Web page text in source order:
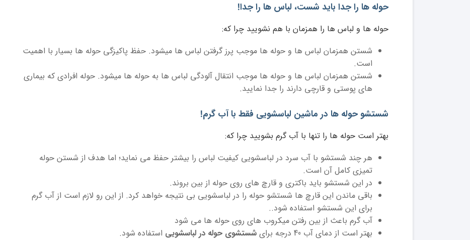
حوله ها را جدا باید شست، لباس ها را جدا!
حوله ها و لباس ها را همزمان با هم نشویید چرا که:
شستن همزمان لباس ها و حوله ها موجب پرز گرفتن لباس ها میشود. حفظ پاکیزگی حوله ها بسیار با اهمیت
است.
شستن همزمان لباس ها و حوله ها موجب انتقال آلودگی لباس ها به حوله ها میشود. حوله افرادی که بیماری
های پوستی و قارچی دارند را جدا نمایید.
شستشو حوله ها در ماشین لباسشویی فقط با آب گرم!
بهتر است حوله ها را تنها با آب گرم بشویید چرا که:
هر چند شستشو با آب سرد در لباسشویی کیفیت لباس را بیشتر حفظ می نماید؛ اما هدف از شستن حوله
تمیزی کامل آن است.
در این شستشو باید باکتری و قارچ های روی حوله از بین بروند.
باقی ماندن این قارچ ها شستشو حوله را در لباسشویی بی نتیجه خواهد کرد. از این رو لازم است از آب گرم
برای این شستشو استفاده شود..
آب گرم باعث از بین رفتن میکروب های روی حوله ها می شود
بهتر است از دمای آب 40 درجه برای
شستشوی حوله در لباسشویی استفاده شود.